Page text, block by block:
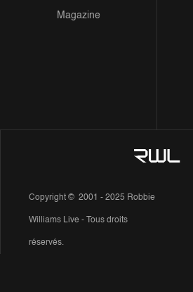
Magazine
Copyright © 2001 - 2025 Robbie
Williams Live - Tous droits
réservés.